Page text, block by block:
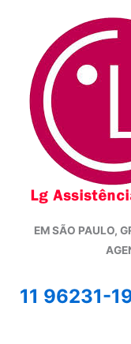
conteúdo
EM SÃO PAULO,
A
11 96231-